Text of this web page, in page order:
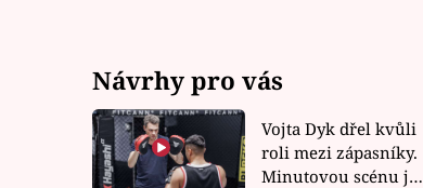
Návrhy pro vás
Vojta Dyk dřel kvůli
roli mezi zápasníky.
Minutovou scénu jel